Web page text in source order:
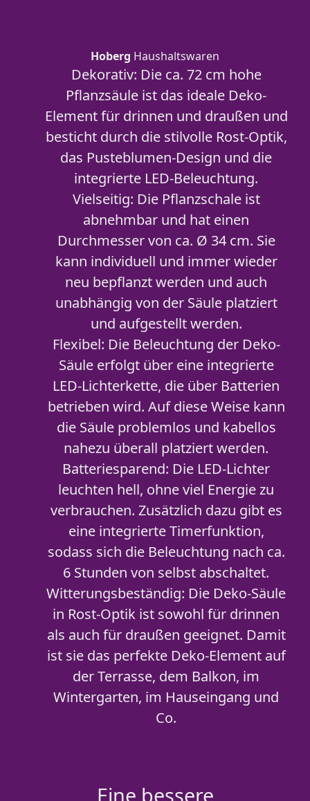
Hoberg Haushaltswaren
Dekorativ: Die ca. 72 cm hohe
Pflanzsäule ist das ideale Deko-
Element für drinnen und draußen und
besticht durch die stilvolle Rost-Optik,
das Pusteblumen-Design und die
integrierte LED-Beleuchtung.
Vielseitig: Die Pflanzschale ist
abnehmbar und hat einen
Durchmesser von ca. Ø 34 cm. Sie
kann individuell und immer wieder
neu bepflanzt werden und auch
unabhängig von der Säule platziert
und aufgestellt werden.
Flexibel: Die Beleuchtung der Deko-
Säule erfolgt über eine integrierte
LED-Lichterkette, die über Batterien
betrieben wird. Auf diese Weise kann
die Säule problemlos und kabellos
nahezu überall platziert werden.
Batteriesparend: Die LED-Lichter
leuchten hell, ohne viel Energie zu
verbrauchen. Zusätzlich dazu gibt es
eine integrierte Timerfunktion,
sodass sich die Beleuchtung nach ca.
6 Stunden von selbst abschaltet.
Witterungsbeständig: Die Deko-Säule
in Rost-Optik ist sowohl für drinnen
als auch für draußen geeignet. Damit
ist sie das perfekte Deko-Element auf
der Terrasse, dem Balkon, im
Wintergarten, im Hauseingang und
Co.
Eine bessere